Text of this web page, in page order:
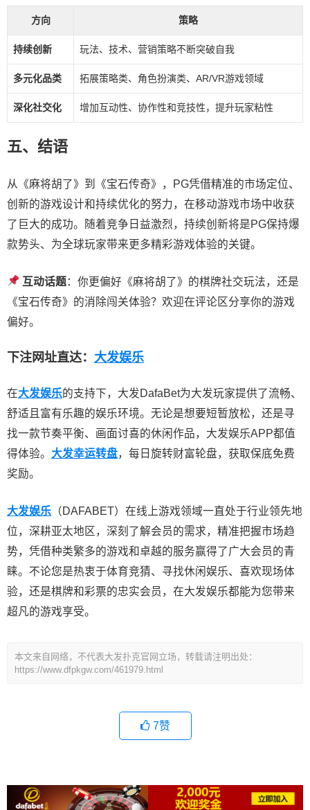
方向 策略
持续创新 玩法、技术、营销策略不断突破自我
多元化品类 拓展策略类、角色扮演类、AR/VR游戏领域
深化社交化 增加互动性、协作性和竞技性，提升玩家粘性
五、结语
从《麻将胡了》到《宝石传奇》，PG凭借精准的市场定位、
创新的游戏设计和持续优化的努力，在移动游戏市场中收获
了巨大的成功。随着竞争日益激烈，持续创新将是PG保持爆
款势头、为全球玩家带来更多精彩游戏体验的关键。
互动话题：你更偏好《麻将胡了》的棋牌社交玩法，还是
《宝石传奇》的消除闯关体验？欢迎在评论区分享你的游戏
偏好。
下注网址直达： 大发娱乐
在大发娱乐的支持下，大发DafaBet为大发玩家提供了流畅、
舒适且富有乐趣的娱乐环境。无论是想要短暂放松，还是寻
找一款节奏平衡、画面讨喜的休闲作品，大发娱乐APP都值
得体验。 大发幸运转盘，每日旋转财富轮盘，获取保底免费
奖励。
大发娱乐 （DAFABET）在线上游戏领域一直处于行业领先地
位，深耕亚太地区，深刻了解会员的需求，精准把握市场趋
势，凭借种类繁多的游戏和卓越的服务赢得了广大会员的青
睐。不论您是热衷于体育竞猜、寻找休闲娱乐、喜欢现场体
验，还是棋牌和彩票的忠实会员，在大发娱乐都能为您带来
超凡的游戏享受。
本文来自网络，不代表大发扑克官网立场，转载请注明出处：
https://www.dfpkgw.com/461979.html
7赞